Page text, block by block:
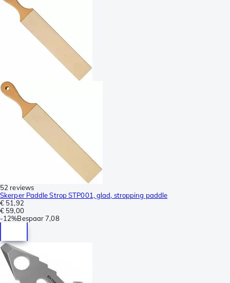
52 reviews
Skerper Paddle Strop STP001, glad, stropping paddle
€ 51,92
€ 59,00
-12%Bespaar 7,08